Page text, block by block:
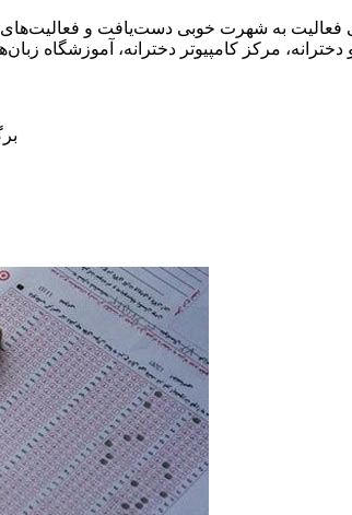
فعالیت به شهرت خوبی دست‌یافت و